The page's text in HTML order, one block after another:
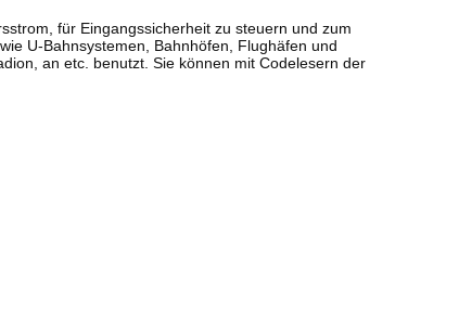
für Eingangssicherheit zu steuern und zum
U-Bahnsystemen, Bahnhöfen, Flughäfen und
an etc. benutzt. Sie können mit Codelesern der